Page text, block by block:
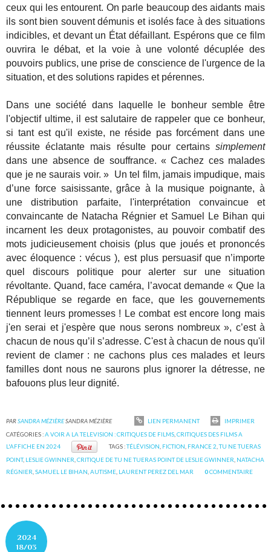
ceux qui les entourent. On parle beaucoup des aidants mais
ils sont bien souvent démunis et isolés face à des situations
indicibles, et devant un État défaillant. Espérons que ce film
ouvrira le débat, et la voie à une volonté décuplée des
pouvoirs publics, une prise de conscience de l'urgence de la
situation, et des solutions rapides et pérennes.
Dans une société dans laquelle le bonheur semble être
l'objectif ultime, il est salutaire de rappeler que ce bonheur,
si tant est qu'il existe, ne réside pas forcément dans une
réussite éclatante mais résulte pour certains simplement
dans une absence de souffrance. « Cachez ces malades
que je ne saurais voir. » Un tel film, jamais impudique, mais
d’une force saisissante, grâce à la musique poignante, à
une distribution parfaite, l'interprétation convaincue et
convaincante de Natacha Régnier et Samuel Le Bihan qui
incarnent les deux protagonistes, au pouvoir combatif des
mots judicieusement choisis (plus que joués et prononcés
avec éloquence : vécus ), est plus persuasif que n’importe
quel discours politique pour alerter sur une situation
révoltante. Quand, face caméra, l’avocat demande « Que la
République se regarde en face, que les gouvernements
tiennent leurs promesses ! Le combat est encore long mais
j'en serai et j'espère que nous serons nombreux », c’est à
chacun de nous qu’il s’adresse. C'est à chacun de nous qu'il
revient de clamer : ne cachons plus ces malades et leurs
familles dont nous ne saurons plus ignorer la détresse, ne
bafouons plus leur dignité.
PARSANDRA MÉZIÈRESANDRA MÉZIÈRE LIEN PERMANENT
IMPRIMER
CATÉGORIES :A VOIR A LA TELEVISION : CRITIQUES DE FILMS ,CRITIQUES DES FILMS A
L'AFFICHE EN 2024
TAGS :TÉLÉVISION FICTION FRANCE 2 ,TU NE TUERAS
POINT, LESLIE GWINNER ,CRITIQUE DE TU NE TUERAS POINT DE LESLIE GWINNER NATACHA
RÉGNIER ,SAMUEL LE BIHAN ,AUTISME LAURENT PEREZ DEL MAR 0COMMENTAIRE
2024
18/03